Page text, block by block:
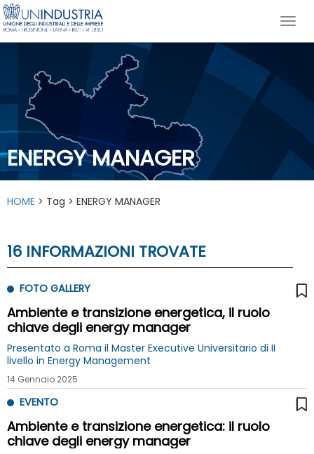
ENERGY MANAGER
HOME > Tag > ENERGY MANAGER
16 INFORMAZIONI TROVATE
FOTO GALLERY
Ambiente e transizione energetica, il ruolo
chiave degli energy manager
Presentato a Roma il Master Executive Universitario di II
livello in Energy Management
14 Gennaio 2025
EVENTO
Ambiente e transizione energetica: il ruolo
chiave degli energy manager